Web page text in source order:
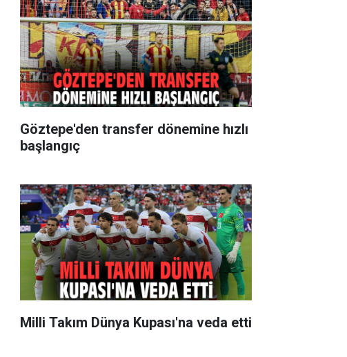
Göztepe'den transfer dönemine hızlı
başlangıç
Milli Takım Dünya Kupası'na veda etti